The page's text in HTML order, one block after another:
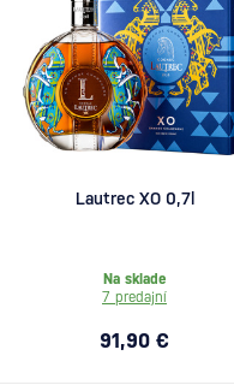
Lautrec XO 0,7l
Na sklade
7 predajní
91,90 €